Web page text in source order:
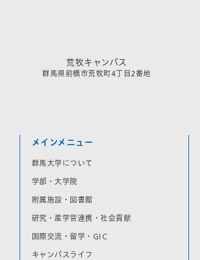
荒牧キャンパス
群馬県前橋市荒牧町4丁目2番地
メインメニュー
群馬大学について
学部・大学院
附属施設・図書館
研究・産学官連携・社会貢献
国際交流・留学・GIC
キャンパスライフ